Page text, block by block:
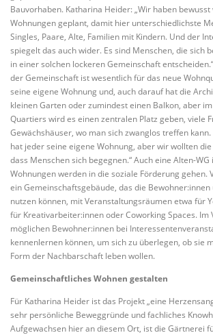
Bauvorhaben. Katharina Heider: „Wir haben
Wohnungen geplant, damit hier unterschiedlichste
Singles, Paare, Alte, Familien mit Kindern. Und der
spiegelt das auch wider. Es sind Menschen, die sich
in einer solchen lockeren Gemeinschaft
der Gemeinschaft ist wesentlich für das neue
seine eigene Wohnung und, auch darauf hat die
kleinen Garten oder zumindest einen Balkon, aber
Quartiers wird es einen zentralen Platz geben, viele
Gewächshäuser, wo man sich zwanglos treffen kann.
hat jeder seine eigene Wohnung, aber wir wollten
dass Menschen sich begegnen.“ Auch eine Alten-
Wohnungen werden in die soziale Förderung gehen.
ein Gemeinschaftsgebäude, das die
nutzen können, mit Veranstaltungsräumen etwa für
für Kreativarbeiter:innen oder Coworking Spaces. Im
möglichen Bewohner:innen bei
kennenlernen können, um sich zu überlegen, ob sie
Form der Nachbarschaft leben wollen.
Gemeinschaftliches Wohnen gestalten
Für Katharina Heider ist das Projekt „eine
sehr persönliche Beweggründe und fachliches
Aufgewachsen hier an diesem Ort, ist die Gärtnerei